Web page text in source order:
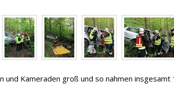
und Kameraden groß und so nahmen